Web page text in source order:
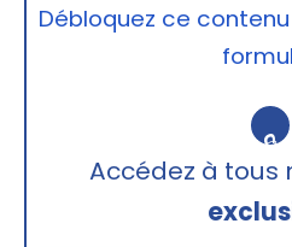
Débloquez ce
🔒
Accédez à tous